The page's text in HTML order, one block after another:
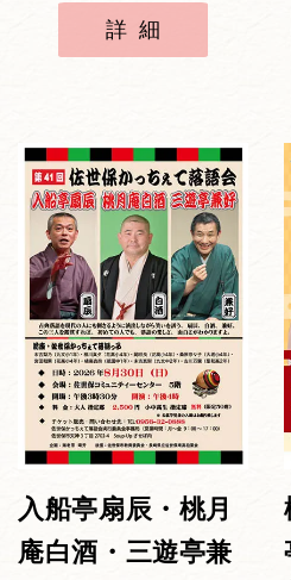
詳細
入船亭扇辰・桃月
庵白酒・三遊亭兼